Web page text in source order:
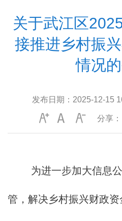
关于武江区
接推进乡村振
情况
发布日期： 2025-12-15
分享：
为进一步加大信息
管，解决乡村振兴财政